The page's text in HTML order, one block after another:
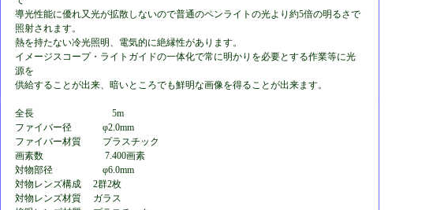
導光性能に優れ又光が拡散しないので普通のペンライトの光より約5倍の明るさで
照射されます。
熱を持たない冷光照明、電気的に絶縁性があります。
イメージスコープ・ライトガイドの一体化で常に明かりを必要とする作業等に光
源を
供給することが出来、暗いところでも鮮明な画像を得ることが出来ます。
全長 5m
ファイバー径 φ2.0mm
ファイバー材質 プラスチック
画素数 7.400画素
対物部径 φ6.0mm
対物レンズ構成 2群2枚
対物レンズ材質 ガラス